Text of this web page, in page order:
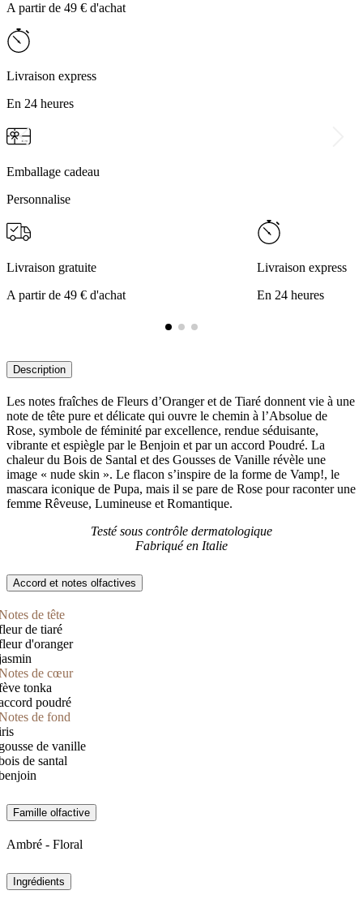
A partir de 49 € d'achat
Livraison express
En 24 heures
Emballage cadeau
Personnalise
Livraison gratuite
A partir de 49 € d'achat
Livraison express
En 24 heures
Description
Les notes fraîches de Fleurs d’Oranger et de Tiaré donnent vie à une
note de tête pure et délicate qui ouvre le chemin à l’Absolue de
Rose, symbole de féminité par excellence, rendue séduisante,
vibrante et espiègle par le Benjoin et par un accord Poudré. La
chaleur du Bois de Santal et des Gousses de Vanille révèle une
image « nude skin ». Le flacon s’inspire de la forme de Vamp!, le
mascara iconique de Pupa, mais il se pare de Rose pour raconter une
femme Rêveuse, Lumineuse et Romantique.
Testé sous contrôle dermatologique
Fabriqué en Italie
Accord et notes olfactives
de tête
de tiaré
d'oranger
de cœur
tonka
poudré
de fond
de vanille
de santal
Famille olfactive
Ambré - Floral
Ingrédients